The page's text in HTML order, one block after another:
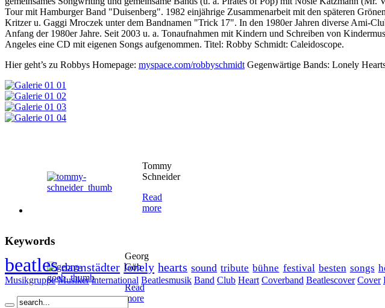
Tour mit Hamburger Band "Duisenberg". 1982 einjährige Zusammenarbeit mit den späteren
Kritzer u. Gaggi Mroczek unter dem Bandnamen "Trick 17". In den 1980er Jahren diverse Ami-
Anfang der 1980er Jahre. Seit 2003 u. a. Tonaufnahmen mit Kindern und Schreiben von
Angeles eine CD mit eigenen Songs aufgenommen. Titel: Robby Schmidt: Caleidoscope.
Hier geht’s zu Robbys Homepage: myspace.com/robbyschmidt Gegenwärtige Bands: Lonely
Tommy
Schneider
Read
more
Georg
Göb
Read
more
Keywords
beatles darmstädter lonely hearts sound tribute bühne festival besten songs
Musikgruppe Musiker international Beatlesmusik Band Club Heart Coverband Beatlescover Cover